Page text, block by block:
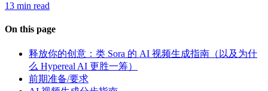
13 min read
On this page
释放你的创意：类 Sora 的 AI 视频生成指南（以及为什
么 Hypereal AI 更胜一筹）
前期准备/要求